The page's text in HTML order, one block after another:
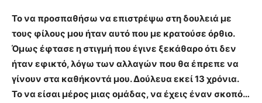
Το να προσπαθήσω να επιστρέψω στη δουλειά με
τους φίλους μου ήταν αυτό που με κρατούσε όρθιο.
Όμως έφτασε η στιγμή που έγινε ξεκάθαρο ότι δεν
ήταν εφικτό, λόγω των αλλαγών που θα έπρεπε να
γίνουν στα καθήκοντά μου. Δούλευα εκεί 13 χρόνια.
Το να είσαι μέρος μιας ομάδας, να έχεις έναν σκοπό…